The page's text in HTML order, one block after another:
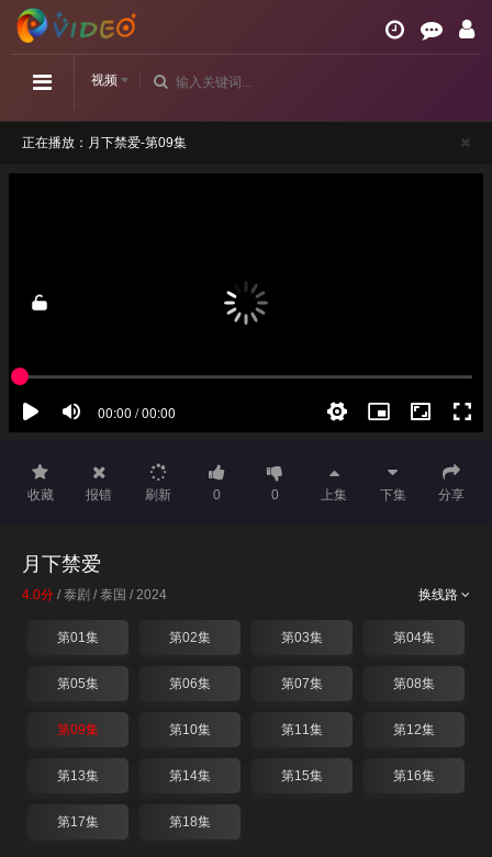
视频
正在播放：月下禁爱-第09集
收藏 报错 刷新 0 0 上集 下集 分享
月下禁爱
换线路
4.0分 / 泰剧 / 泰国 / 2024
第01集 第02集 第03集 第04集
第05集 第06集 第07集 第08集
第09集 第10集 第11集 第12集
第13集 第14集 第15集 第16集
第17集 第18集